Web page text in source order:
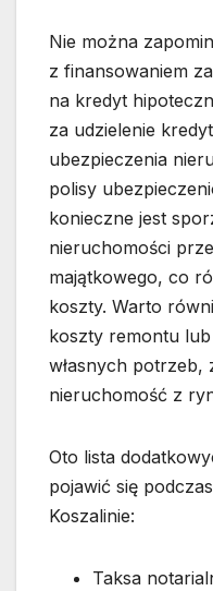
Nie można
z finansowaniem
na kredyt
za udzielenie
ubezpieczenia
polisy
konieczne jest
nieruchomości
majątkowego, co
koszty. Warto
koszty remontu lub
własnych potrzeb,
nieruchomość z
Oto lista
pojawić się
Koszalinie:
Taksa